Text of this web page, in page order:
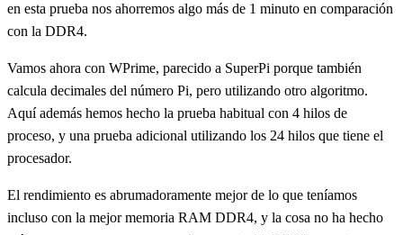
en esta prueba nos ahorremos algo más de 1 minuto en comparación
con la DDR4.
Vamos ahora con WPrime, parecido a SuperPi porque también
calcula decimales del número Pi, pero utilizando otro algoritmo.
Aquí además hemos hecho la prueba habitual con 4 hilos de
proceso, y una prueba adicional utilizando los 24 hilos que tiene el
procesador.
El rendimiento es abrumadoramente mejor de lo que teníamos
incluso con la mejor memoria RAM DDR4, y la cosa no ha hecho